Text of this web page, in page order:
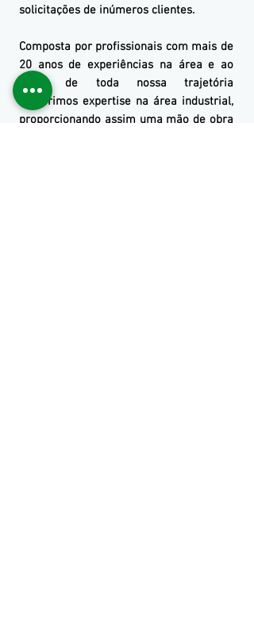
solicitações de inúmeros clientes.
Composta por profissionais com mais de
20 anos de experiências na área e ao
longo de toda nossa trajetória
adquirimos expertise na área industrial,
proporcionando assim uma mão de obra